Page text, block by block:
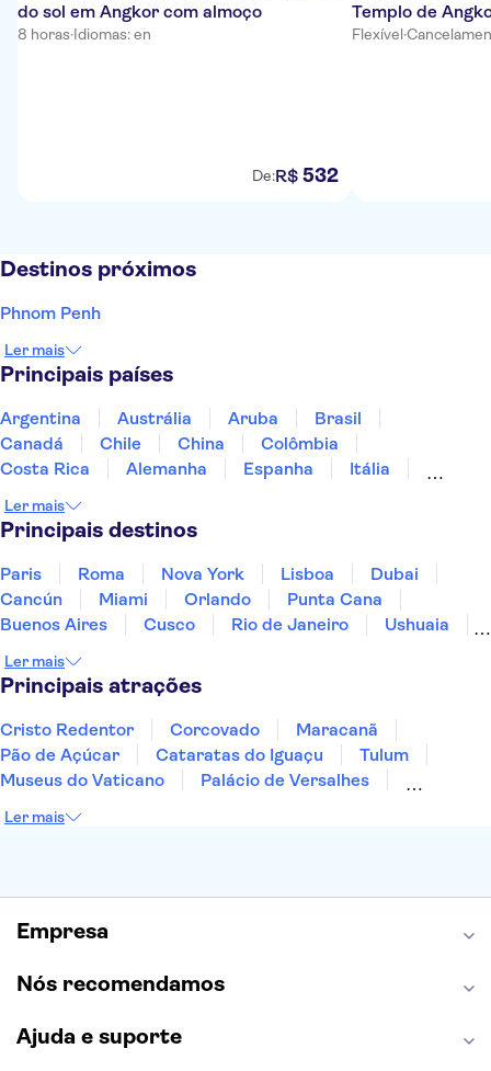
do sol em Angkor com almoço
8 horas·Idiomas: en
De:R$ 532
Templo de
Flexível·
Destinos próximos
Phnom Penh
Ler mais
Principais países
Argentina Austrália Aruba
Brasil
Canadá
Chile China
Colômbia
Costa Rica
Alemanha Espanha
Itália
Panamá
Peru
Ler mais
Principais destinos
Paris Roma Nova York Lisboa
Dubai
Cancún
Miami Orlando
Punta Cana
Buenos Aires
Cusco Rio de Janeiro
Ushuaia
Fernando de Noronha
Ler mais
Principais atrações
Cristo Redentor Corcovado
Maracanã
Pão de Açúcar
Cataratas do Iguaçu
Tulum
Museus do Vaticano
Palácio de Versalhes
Museu do Louvre
Ler mais
Empresa
Nós recomendamos
Ajuda e suporte